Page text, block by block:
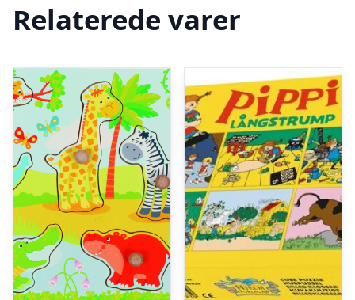
Relaterede varer